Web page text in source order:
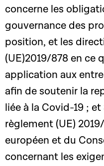
concerne les
gouvernance des
position, et les
(UE)2019/878 en ce
application aux
afin de soutenir la
liée à la Covid-19 ; et
règlement (UE)
européen et du
concernant les